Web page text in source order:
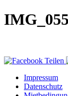
Impressum
Datenschutz